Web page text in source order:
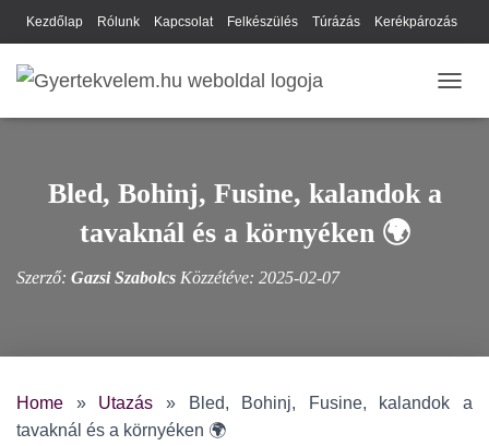
Kezdőlap Rólunk Kapcsolat Felkészülés Túrázás Kerékpározás
Bled, Bohinj, Fusine, kalandok a
tavaknál és a környéken 🌍
Szerző: Gazsi Szabolcs Közzétéve: 2025-02-07
Home » Utazás »Bled, Bohinj, Fusine, kalandok a
tavaknál és a környéken 🌍